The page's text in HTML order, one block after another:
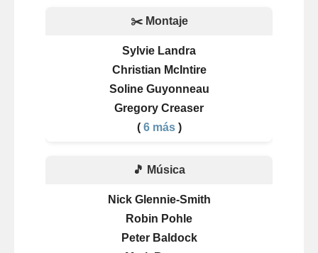
✂️ Montaje
Sylvie Landra
Christian McIntire
Soline Guyonneau
Gregory Creaser
( 6 más)
🎵 Música
Nick Glennie-Smith
Robin Pohle
Peter Baldock